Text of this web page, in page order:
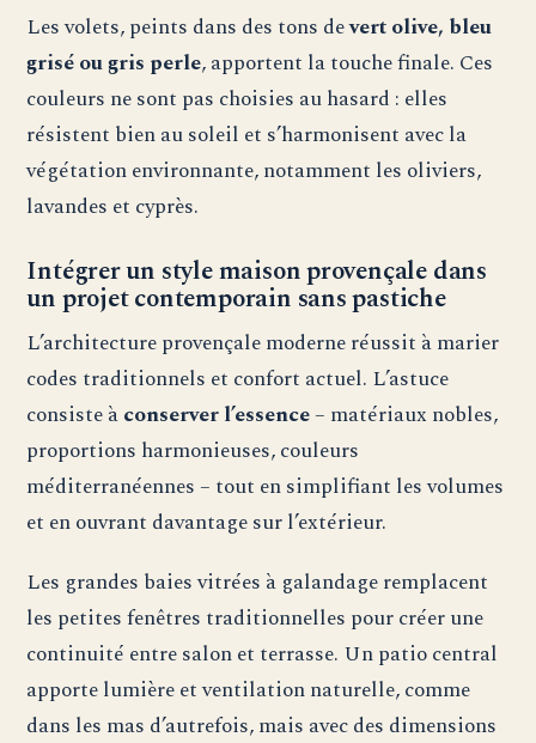
Les volets, peints dans des tons devert olive, bleu
grisé ou gris perle, apportent la touche finale. Ces
couleurs ne sont pas choisies au hasard : elles
résistent bien au soleil et s’harmonisent avec la
végétation environnante, notamment les oliviers,
lavandes et cyprès.
Intégrer un style maison provençale dans
un projet contemporain sans pastiche
L’architecture provençale moderne réussit à marier
codes traditionnels et confort actuel. L’astuce
consiste àconserver l’essence– matériaux nobles,
proportions harmonieuses, couleurs
méditerranéennes – tout en simplifiant les volumes
et en ouvrant davantage sur l’extérieur.
Les grandes baies vitrées à galandage remplacent
les petites fenêtres traditionnelles pour créer une
continuité entre salon et terrasse. Un patio central
apporte lumière et ventilation naturelle, comme
dans les mas d’autrefois, mais avec des dimensions